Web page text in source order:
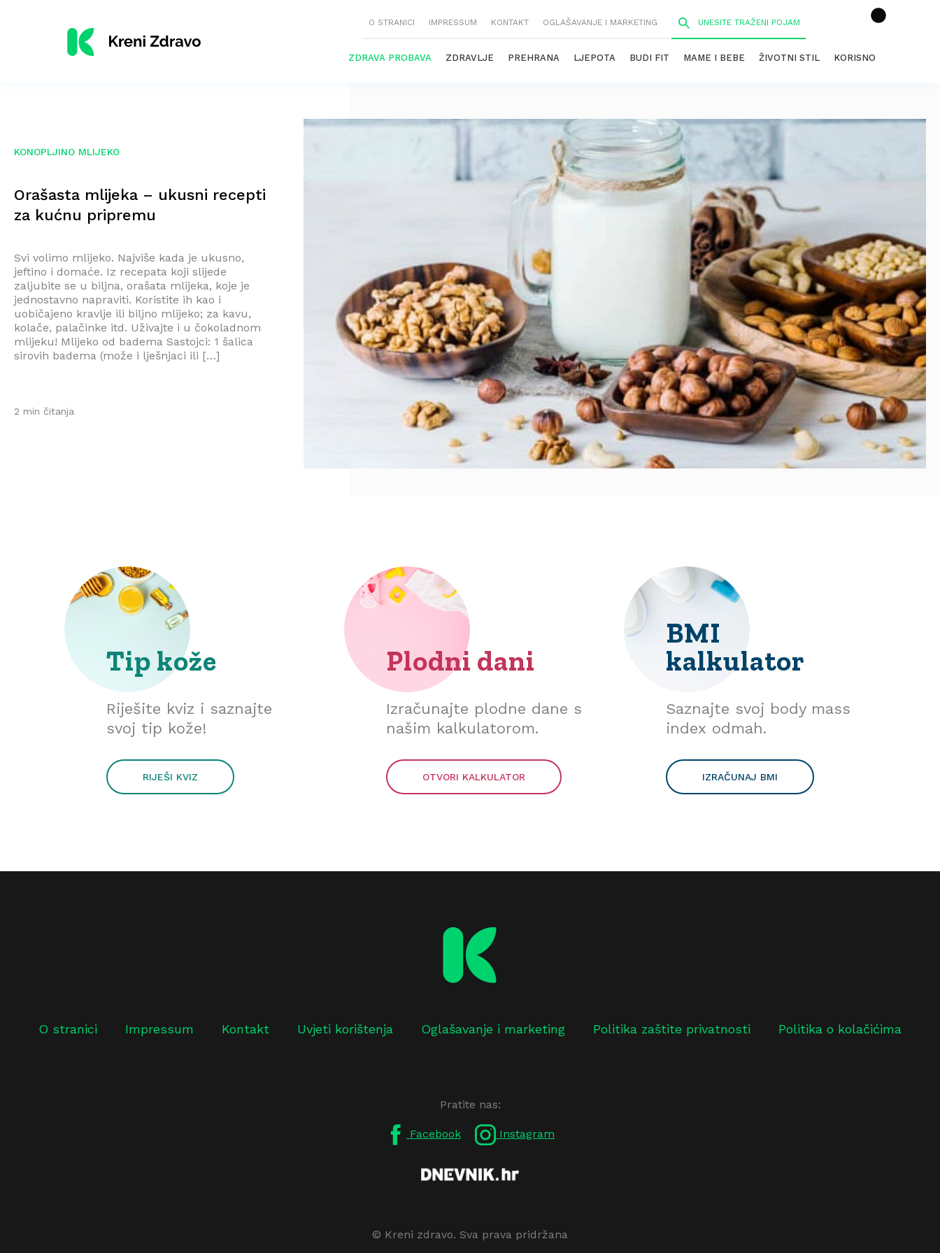
O STRANICI IMPRESSUM KONTAKT OGLAŠAVANJE I MARKETING
ZDRAVA PROBAVA ZDRAVLJE PREHRANA LJEPOTA BUDI FIT MAME I BEBE ŽIVOTNI STIL KORISNO
KONOPLJINO MLIJEKO
Orašasta mlijeka – ukusni recepti
za kućnu pripremu
Svi volimo mlijeko. Najviše kada je ukusno,
jeftino i domaće. Iz recepata koji slijede
zaljubite se u biljna, orašata mlijeka, koje je
jednostavno napraviti. Koristite ih kao i
uobičajeno kravlje ili biljno mlijeko; za kavu,
kolače, palačinke itd. Uživajte i u čokoladnom
mlijeku! Mlijeko od badema Sastojci: 1 šalica
sirovih badema (može i lješnjaci ili […]
2 min čitanja
Tip kože
Riješite kviz i saznajte
svoj tip kože!
RIJEŠI KVIZ
Plodni dani
Izračunajte plodne dane s
našim kalkulatorom.
OTVORI KALKULATOR
BMI
kalkulator
Saznajte svoj body mass
index odmah.
IZRAČUNAJ BMI
O stranici Impressum Kontakt Uvjeti korištenja Oglašavanje i marketing Politika zaštite privatnosti Politika o kolačićima
Pratite nas:
Facebook Instagram
© Kreni zdravo. Sva prava pridržana